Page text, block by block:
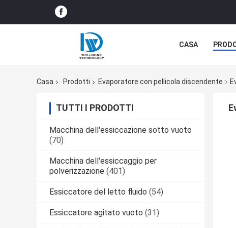
CASA
Casa
Prodotti Evaporatore con pellicola discendente
TUTTI I PRODOTTI
Macchina dell'essiccazione sotto vuoto
(70)
Macchina dell'essiccaggio per
polverizzazione (401)
Essiccatore del letto fluido (54)
Essiccatore agitato vuoto (31)